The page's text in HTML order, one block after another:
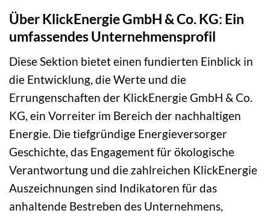
Über KlickEnergie GmbH & Co. KG: Ein
umfassendes Unternehmensprofil
Diese Sektion bietet einen fundierten Einblick in
die Entwicklung, die Werte und die
Errungenschaften der KlickEnergie GmbH & Co.
KG, ein Vorreiter im Bereich der nachhaltigen
Energie. Die tiefgründige Energieversorger
Geschichte, das Engagement für ökologische
Verantwortung und die zahlreichen KlickEnergie
Auszeichnungen sind Indikatoren für das
anhaltende Bestreben des Unternehmens,